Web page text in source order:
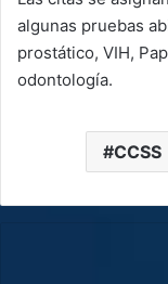
algunas pruebas
prostático, VIH,
odontología.
CCSS